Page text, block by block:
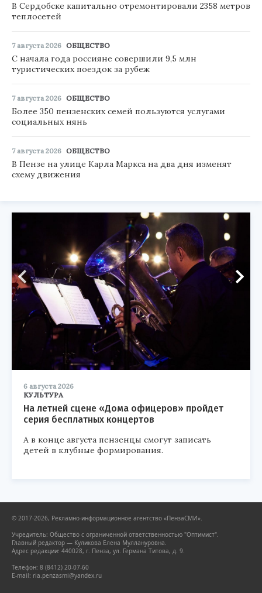
В Сердобске капитально отремонтировали 2358 метров
теплосетей
7 августа 2026 ОБЩЕСТВО
С начала года россияне совершили 9,5 млн
туристических поездок за рубеж
7 августа 2026 ОБЩЕСТВО
Более 350 пензенских семей пользуются услугами
социальных нянь
7 августа 2026 ОБЩЕСТВО
В Пензе на улице Карла Маркса на два дня изменят
схему движения
6 августа 2026
КУЛЬТУРА
На летней сцене «Дома офицеров» пройдет
серия бесплатных концертов
А в конце августа пензенцы смогут записать
детей в клубные формирования.
© 2017-2026, Рекламно-информационное агентство «ПензаСМИ».
Учредитель: Общество с ограниченной ответственностью "Оптимист".
Главный редактор — Куликова Елена Муллануровна.
Адрес редакции: 440028, г. Пенза, ул. Германа Титова, д. 9.
Телефон: 8 (8412) 20-07-60
E-mail: ria.penzasmi@yandex.ru